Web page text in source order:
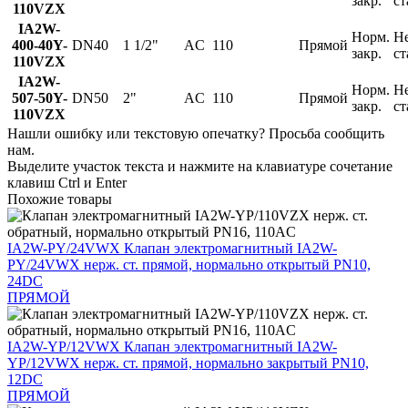
110VZX
IA2W-
400-40Y-
110VZX
DN40 1 1/2" AC 110 Прямой
Норм.
закр.
IA2W-
507-50Y-
110VZX
DN50 2" AC 110 Прямой
Норм.
закр.
Нашли ошибку или текстовую опечатку? Просьба сообщить
нам.
Выделите участок текста и нажмите на клавиатуре сочетание
клавиш Ctrl и Enter
Похожие товары
IA2W-PY/24VWX Клапан электромагнитный IA2W-
PY/24VWX нерж. ст. прямой, нормально открытый PN10,
24DC
ПРЯМОЙ
IA2W-YP/12VWX Клапан электромагнитный IA2W-
YP/12VWX нерж. ст. прямой, нормально закрытый PN10,
12DC
ПРЯМОЙ